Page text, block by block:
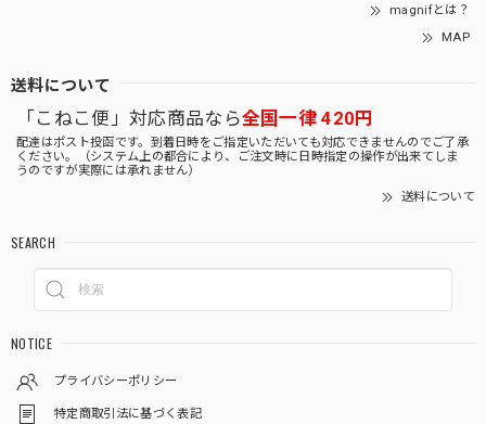
magnifとは？
MAP
送料について
「こねこ便」対応商品なら全国一律 420円
配達はポスト投函です。到着日時をご指定いただいても対応できませんのでご了承
ください。（システム上の都合により、ご注文時に日時指定の操作が出来てしま
うのですが実際には承れません）
送料について
SEARCH
NOTICE
プライバシーポリシー
特定商取引法に基づく表記